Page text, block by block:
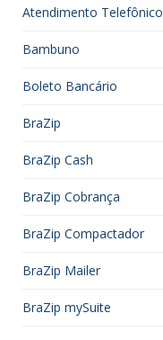
Atendimento Telefônico
Bambuno
Boleto Bancário
BraZip
BraZip Cash
BraZip Cobrança
BraZip Compactador
BraZip Mailer
BraZip mySuite